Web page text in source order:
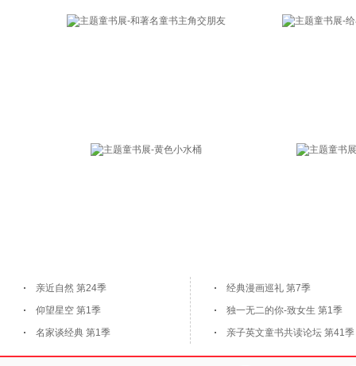
亲近自然 第24季
仰望星空 第1季
名家谈经典 第1季
经典漫画巡礼 第7季
独一无二的你-致女生 第1季
亲子英文童书共读论坛 第41季